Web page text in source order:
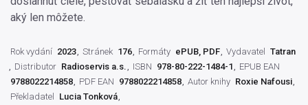
aký len môžete.
Rok vydání 2023 Stránek 176 Formáty ePUB, PDF Vydavatel
Tatran
Distributor Radioservis a.s. ISBN 978-80-222-1484-1
EPUB EAN
9788022214858
PDF EAN 9788022214858 Autor knihy Roxie Nafousi
Překladatel
Lucia Tonková